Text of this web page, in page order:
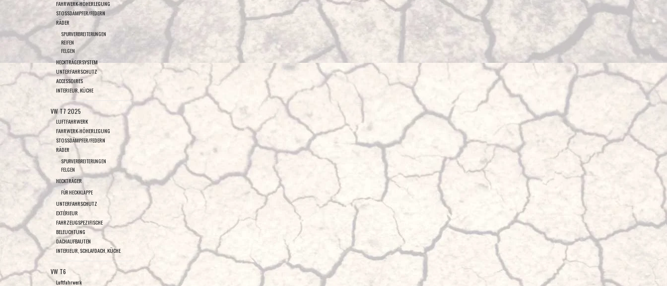
FAHRWERK-HÖHERLEGUNG
STOSSDÄMPFER/FEDERN
RÄDER
SPURVERBREITERUNGEN
REIFEN
FELGEN
HECKTRÄGERSYSTEM
UNTERFAHRSCHUTZ
ACCESSOIRES
INTERIEUR, KÜCHE
VW T7 2025
LUFTFAHRWERK
FAHRWERK-HÖHERLEGUNG
STOSSDÄMPFER/FEDERN
RÄDER
SPURVERBREITERUNGEN
FELGEN
HECKTRÄGER
FÜR HECKKLAPPE
UNTERFAHRSCHUTZ
EXTÉRIEUR
FAHRZEUGSPEZIFISCHE
BELEUCHTUNG
DACHAUFBAUTEN
INTERIEUR, SCHLAFDACH, KÜCHE
VW T6
Luftfahrwerk